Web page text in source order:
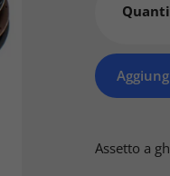
aggiunto
Assetto a